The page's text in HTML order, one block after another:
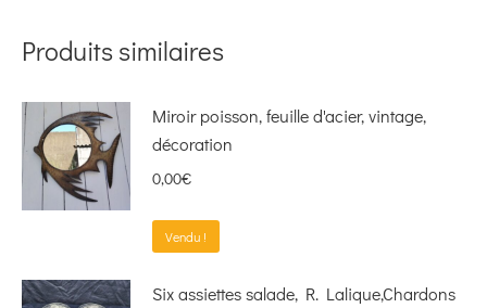
Produits similaires
Miroir poisson, feuille d'acier, vintage,
décoration
0,00€
Vendu !
Six assiettes salade, R. Lalique,Chardons